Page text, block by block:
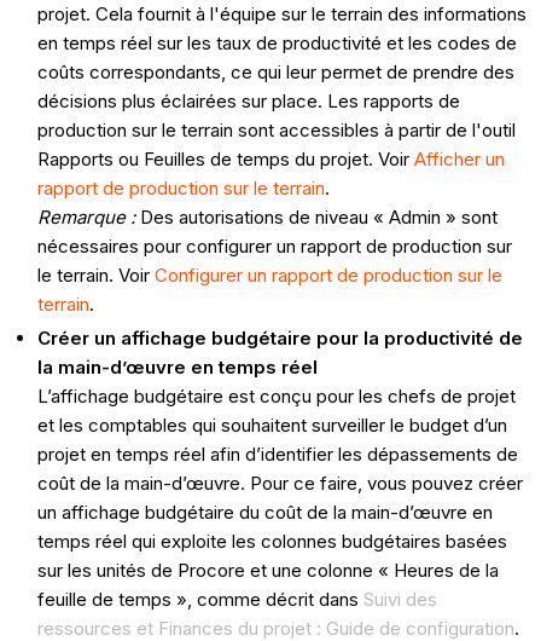
projet. Cela fournit à l'équipe sur le terrain des informations
en temps réel sur les taux de productivité et les codes de
coûts correspondants, ce qui leur permet de prendre des
décisions plus éclairées sur place. Les rapports de
production sur le terrain sont accessibles à partir de l'outil
Rapports ou Feuilles de temps du projet. VoirAfficher un
rapport de production sur le terrain.
Remarque : Des autorisations de niveau « Admin » sont
nécessaires pour configurer un rapport de production sur
le terrain. VoirConfigurer un rapport de production sur le
terrain.
Créer un affichage budgétaire pour la productivité de
la main-d’œuvre en temps réel
L’affichage budgétaire est conçu pour les chefs de projet
et les comptables qui souhaitent surveiller le budget d’un
projet en temps réel afin d’identifier les dépassements de
coût de la main-d’œuvre. Pour ce faire, vous pouvez créer
un affichage budgétaire du coût de la main-d’œuvre en
temps réel qui exploite les colonnes budgétaires basées
sur les unités de Procore et une colonne « Heures de la
feuille de temps », comme décrit dansSuivi des
ressources et Finances du projet : Guide de configuration.